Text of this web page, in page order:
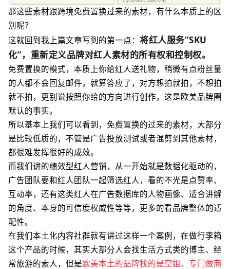
那这些素材跟跨境免费置换过来的素材，有什么本质上的区
别呢？
这就回到我上篇文章写到的第一点： 将红人服务“SKU
化”，重新定义品牌对红人素材的所有权和控制权。
免费置换的模式，本质上你给红人送礼物，稍微有点粉丝量
的人都不会回复邮件，就算答应了，对方想拍就拍，不想拍
就不拍，更别说按照你给的方向进行创作，这是欧美品牌圈
默认的事实。
所以基本上我们可以看到，免费置换的过来的素材，大部分
是比较低质的，不管是广告投放测试或者混剪到其他素材，
都很难发挥很好的成效。
而我们讲的绩效型红人营销，从一开始就是数据化驱动的，
广告团队要和红人团队一起筛选红人，看的不光是点赞率、
互动率，还有这类红人在广告数据库的人物画像、适合讲解
的角度、本身的可信度权威性等等，更多的看品牌整体的适
配性。
在我们本土化内容社群就有讲过这样一个案例，在做行李箱
这个产品的时候，其实大部分人会找生活方式类的博主、经
常旅游的素人，但是欧美本土的品牌找的是空姐、专门做商